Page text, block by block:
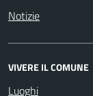
Notizie
VIVERE IL COMUNE
Luoghi